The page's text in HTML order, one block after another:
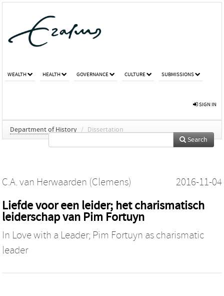
WEALTH HEALTH GOVERNANCE CULTURE SUBMISSIONS
SIGN IN
Department of History / Dissertation
Search
C.A. van Herwaarden (Clemens) 2016-11-04
Liefde voor een leider; het charismatisch
leiderschap van Pim Fortuyn
In Love with a Leader; Pim Fortuyn as charismatic
leader